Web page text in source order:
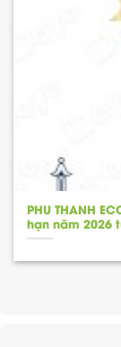
PHU THANH
hạn năm 2026